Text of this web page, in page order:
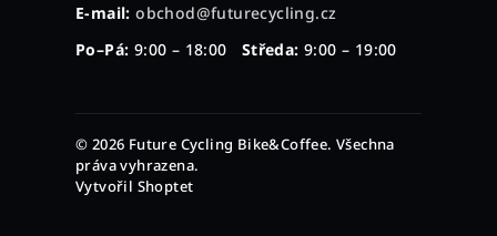
E-mail: obchod@futurecycling.cz
Po–Pá: 9:00 – 18:00 Středa: 9:00 – 19:00
© 2026 Future Cycling Bike&Coffee. Všechna
práva vyhrazena.
Vytvořil Shoptet